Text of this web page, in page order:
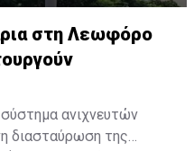
στη Λεωφόρο
ανιχνευτών
διασταύρωση της